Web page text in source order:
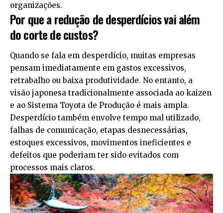
organizações.
Por que a redução de desperdícios vai além
do corte de custos?
Quando se fala em desperdício, muitas empresas
pensam imediatamente em gastos excessivos,
retrabalho ou baixa produtividade. No entanto, a
visão japonesa tradicionalmente associada ao kaizen
e ao Sistema Toyota de Produção é mais ampla.
Desperdício também envolve tempo mal utilizado,
falhas de comunicação, etapas desnecessárias,
estoques excessivos, movimentos ineficientes e
defeitos que poderiam ter sido evitados com
processos mais claros.